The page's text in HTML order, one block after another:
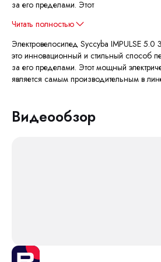
за его пределами. Этот
Читать полностью
Электровелосипед Syccyba IMPULSE 5.0
это инновационный и стильный способ
за его пределами. Этот мощный
является самым производительным в
Видеообзор